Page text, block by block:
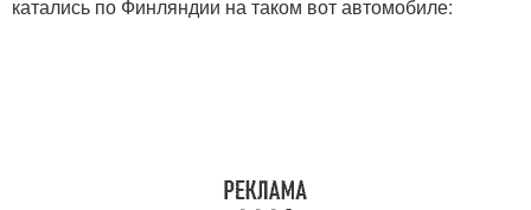
катались по Финляндии на таком вот автомобиле: